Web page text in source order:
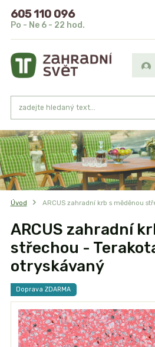
605 110 096
Po - Ne 6 - 22 hod.
Úvod ARCUS zahradní krb s měděnou
ARCUS zahradní
střechou -
otryskávaný
Doprava ZDARMA